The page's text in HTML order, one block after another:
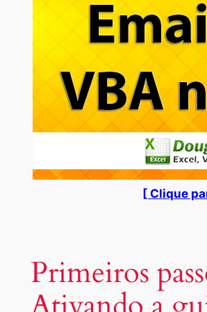
[ Clique
Primeiros